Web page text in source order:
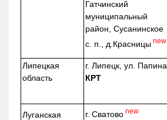
Гатчинский
муниципальный
район, Сусанинское
с. п.,д.Красницы new
Липецкая
область
г. Липецк, ул. Папина,
КРТ
Луганская
г. Сватово new